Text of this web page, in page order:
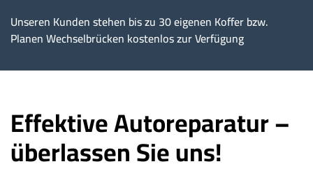
Unseren Kunden stehen bis zu 30 eigenen Koffer bzw.
Planen Wechselbrücken kostenlos zur Verfügung
Effektive Autoreparatur –
überlassen Sie uns!